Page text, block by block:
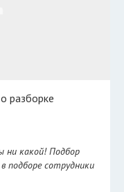
о разборке
ни какой! Подбор
подборе сотрудники